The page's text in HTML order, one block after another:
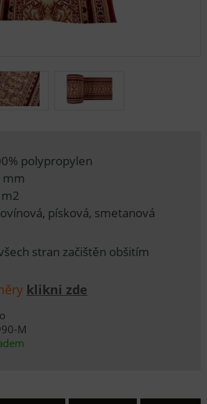
polypropylen
mm
písková, smetanová
stran začištěn obšitím
klikni zde
M